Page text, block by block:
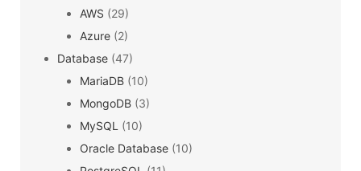
AWS (29)
Azure (2)
Database (47)
MariaDB (10)
MongoDB (3)
MySQL (10)
Oracle Database (10)